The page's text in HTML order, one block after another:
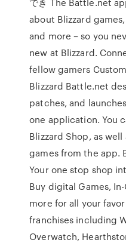
about Blizzard
and more – so you
new at Blizzard.
fellow gamers
Blizzard Battle.net
patches, and
one application. You
Blizzard Shop, as
games from the app.
Your one stop shop
Buy digital Games,
more for all your
franchises including
Overwatch,